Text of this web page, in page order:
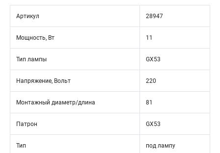
Артикул 28947
Мощность, Вт 11
Тип лампы GX53
Напряжение, Вольт 220
Монтажный диаметр/длина 81
Патрон GX53
Тип под лампу